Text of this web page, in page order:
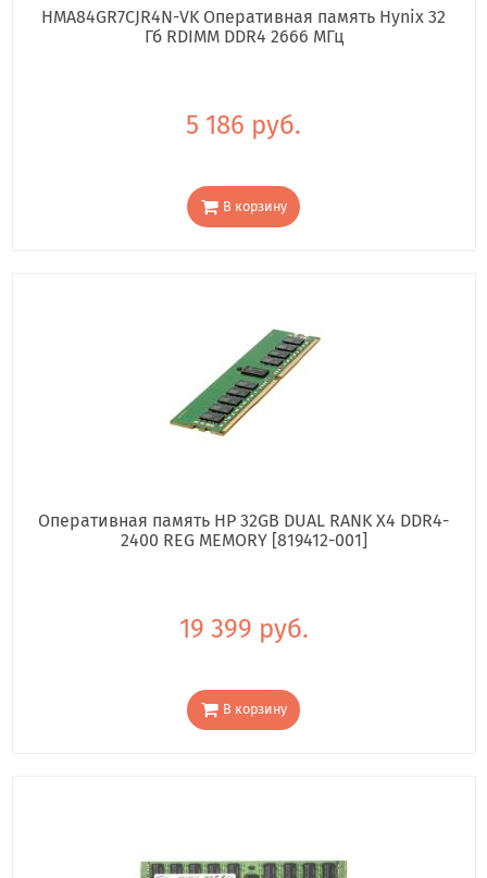
HMA84GR7CJR4N-VK Оперативная память Hynix 32
Гб RDIMM DDR4 2666 МГц
5 186 руб.
В корзину
Оперативная память HP 32GB DUAL RANK X4 DDR4-
2400 REG MEMORY [819412-001]
19 399 руб.
В корзину